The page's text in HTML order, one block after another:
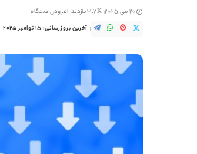
20 می 2025 3.7K بازدید
افزودن دیدگاه
آخرین بروزرسانی: 15 نوامبر 2025